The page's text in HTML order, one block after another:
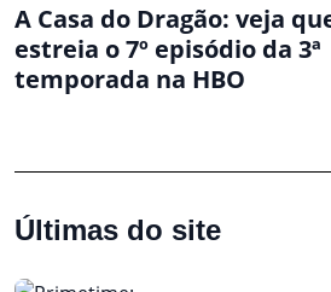
A Casa do Dragão: veja
estreia o 7º episódio da 3ª
temporada na HBO
Últimas do site